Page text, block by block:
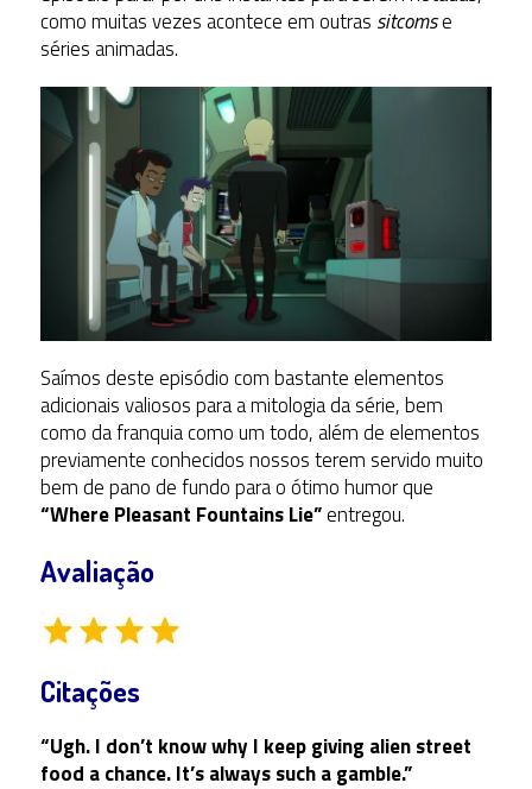
como muitas vezes acontece em outras sitcomse
séries animadas.
Saímos deste episódio com bastante elementos
adicionais valiosos para a mitologia da série, bem
como da franquia como um todo, além de elementos
previamente conhecidos nossos terem servido muito
bem de pano de fundo para o ótimo humor que
“Where Pleasant Fountains Lie”entregou.
Avaliação
Citações
“Ugh. I don’t know why I keep giving alien street
food a chance. It’s always such a gamble.”